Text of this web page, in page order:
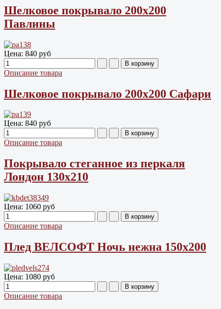
Шелковое покрывало 200х200
Павлины
Цена: 840 руб
Описание товара
Шелковое покрывало 200х200 Сафари
Цена: 840 руб
Описание товара
Покрывало стеганное из перкаля
Лондон 130х210
Цена: 1060 руб
Описание товара
Плед ВЕЛСОФТ Ночь нежна 150х200
Цена: 1080 руб
Описание товара